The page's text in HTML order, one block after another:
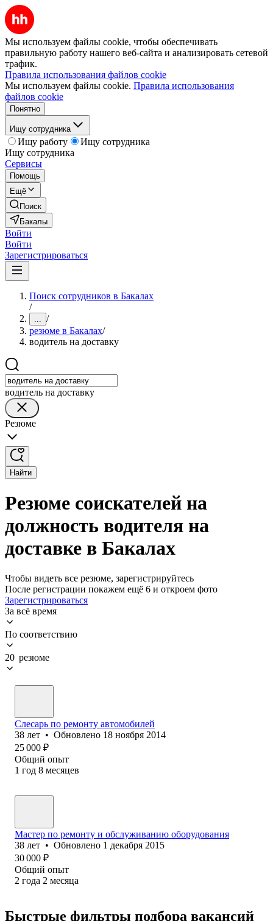
Мы используем файлы cookie, чтобы обеспечивать
правильную работу нашего веб-сайта и анализировать сетевой
трафик.
Правила использования файлов cookie
Мы используем файлы cookie. Правила использования
файлов cookie
Понятно
Ищу сотрудника
Ищу работу
Ищу сотрудника
Ищу сотрудника
Сервисы
Помощь
Ещё
Поиск
Бакалы
Войти
Войти
Зарегистрироваться
Поиск сотрудников в Бакалах
/
... /
резюме в Бакалах/
водитель на доставку
водитель на доставку
Резюме
Найти
Резюме соискателей на
должность водителя на
доставке в Бакалах
Чтобы видеть все резюме, зарегистрируйтесь
После регистрации покажем ещё 6 и откроем фото
Зарегистрироваться
За всё время
По соответствию
20 резюме
Слесарь по ремонту автомобилей
38 лет • Обновлено 18 ноября 2014
25 000 ₽
Общий опыт
1 год 8 месяцев
Мастер по ремонту и обслуживанию оборудования
38 лет • Обновлено 1 декабря 2015
30 000 ₽
Общий опыт
2 года 2 месяца
Быстрые фильтры подбора вакансий